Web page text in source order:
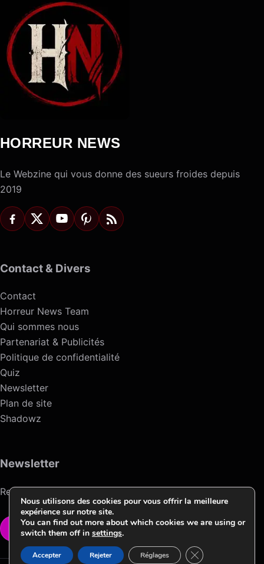
HORREUR NEWS
Le Webzine qui vous donne des sueurs froides depuis
2019
Contact & Divers
Contact
Horreur News Team
Qui sommes nous
Partenariat & Publicités
Politique de confidentialité
Quiz
Newsletter
Plan de site
Shadowz
Newsletter
Recevez l’actualité de l’horreur chaque semaine.
VOIR LA NEWSLETTER
Nous utilisons des cookies pour vous offrir la meilleure
expérience sur notre site.
You can find out more about which cookies we are using or
switch them off in settings.
Accepter Rejeter Réglages Fermer la